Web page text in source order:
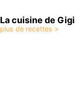
La cuisine de Gigi